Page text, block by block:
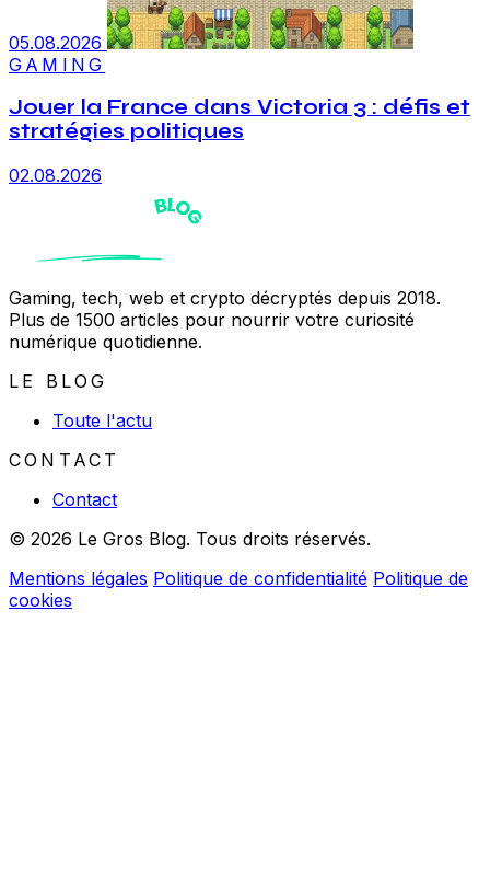
05.08.2026
GAMING
Jouer la France dans Victoria 3 : défis et
stratégies politiques
02.08.2026
Gaming, tech, web et crypto décryptés depuis 2018.
Plus de 1500 articles pour nourrir votre curiosité
numérique quotidienne.
LE BLOG
Toute l'actu
CONTACT
Contact
© 2026 Le Gros Blog. Tous droits réservés.
Mentions légales Politique de confidentialité Politique de
cookies